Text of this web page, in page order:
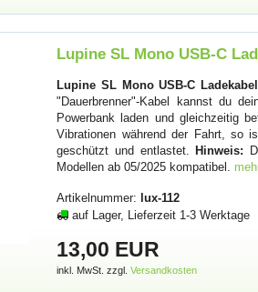
Lupine SL Mono USB-C
Lupine SL Mono USB-C
"Dauerbrenner"-Kabel kannst du
Powerbank laden und gleichzeitig
Vibrationen während der Fahrt, so
geschützt und entlastet.Hinweis:
Modellen ab 05/2025 kompatibel.
Artikelnummer: lux-112
auf Lager, Lieferzeit 1-3 Werktage
13,00 EUR
inkl. MwSt. zzgl.Versandkosten